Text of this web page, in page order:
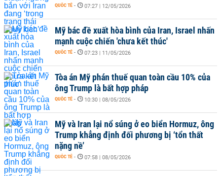
QUỐC TẾ - 07:27 | 12/05/2026
Mỹ bác đề xuất hòa bình của Iran, Israel nhấn
mạnh cuộc chiến 'chưa kết thúc'
QUỐC TẾ - 07:23 | 11/05/2026
Tòa án Mỹ phán thuế quan toàn cầu 10% của
ông Trump là bất hợp pháp
QUỐC TẾ - 10:30 | 08/05/2026
Mỹ và Iran lại nổ súng ở eo biển Hormuz, ông
Trump khẳng định đối phương bị ‘tổn thất
nặng nề’
QUỐC TẾ - 07:58 | 08/05/2026